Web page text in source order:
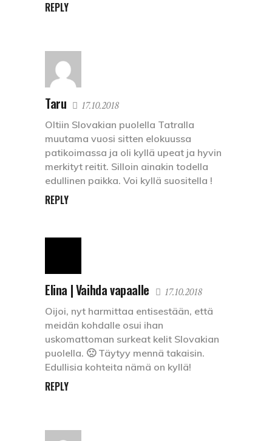
REPLY
Taru 17.10.2018
Oltiin Slovakian puolella Tatralla
muutama vuosi sitten elokuussa
patikoimassa ja oli kyllä upeat ja hyvin
merkityt reitit. Silloin ainakin todella
edullinen paikka. Voi kyllä suositella !
REPLY
Elina | Vaihda vapaalle 17.10.2018
Oijoi, nyt harmittaa entisestään, että
meidän kohdalle osui ihan
uskomattoman surkeat kelit Slovakian
puolella. 🙁 Täytyy mennä takaisin.
Edullisia kohteita nämä on kyllä!
REPLY